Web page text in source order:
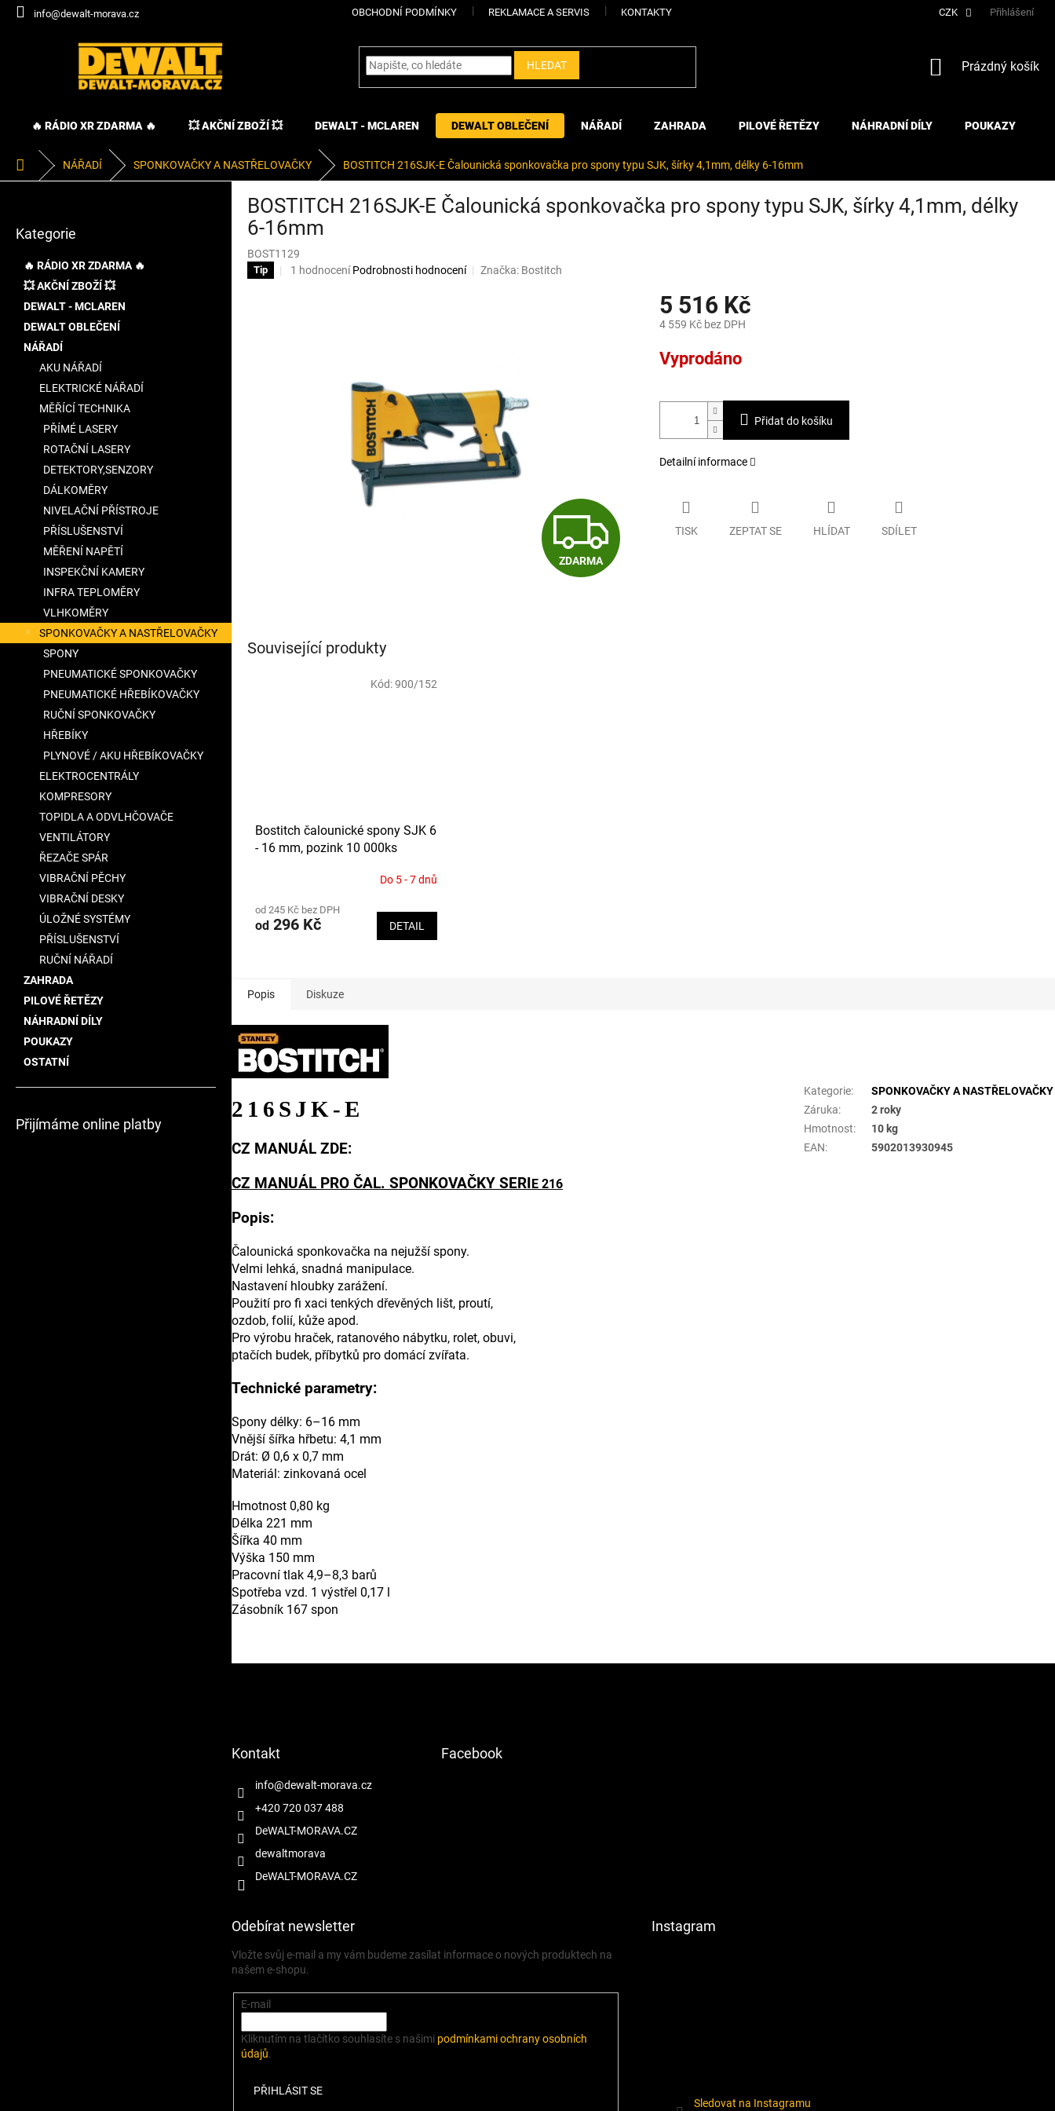
Přejít
info@dewalt-morava.cz OBCHODNÍ PODMÍNKY REKLAMACE A SERVIS KONTAKTY CZK Přihlášení
HLEDAT
NÁKUPNÍ
Prázdný košík
🔥 RÁDIO XR ZDARMA 🔥 💥 AKČNÍ ZBOŽÍ 💥 DEWALT - MCLAREN DEWALT OBLEČENÍ NÁŘADÍ ZAHRADA PILOVÉ ŘETĚZY NÁHRADNÍ DÍLY POUKAZY
Domů NÁŘADÍ SPONKOVAČKY A NASTŘELOVAČKY BOSTITCH 216SJK-E Čalounická sponkovačka pro spony typu SJK, šírky 4,1mm, délky 6-16mm
kategorie
Kategorie
🔥 RÁDIO XR ZDARMA 🔥
💥 AKČNÍ ZBOŽÍ 💥
DEWALT - MCLAREN
DEWALT OBLEČENÍ
NÁŘADÍ
AKU NÁŘADÍ
ELEKTRICKÉ NÁŘADÍ
MĚŘÍCÍ TECHNIKA
PŘÍMÉ LASERY
ROTAČNÍ LASERY
DETEKTORY,SENZORY
DÁLKOMĚRY
NIVELAČNÍ PŘÍSTROJE
PŘÍSLUŠENSTVÍ
MĚŘENÍ NAPĚTÍ
INSPEKČNÍ KAMERY
INFRA TEPLOMĚRY
VLHKOMĚRY
SPONKOVAČKY A NASTŘELOVAČKY
SPONY
PNEUMATICKÉ SPONKOVAČKY
PNEUMATICKÉ HŘEBÍKOVAČKY
RUČNÍ SPONKOVAČKY
HŘEBÍKY
PLYNOVÉ / AKU HŘEBÍKOVAČKY
ELEKTROCENTRÁLY
KOMPRESORY
TOPIDLA A ODVLHČOVAČE
VENTILÁTORY
ŘEZAČE SPÁR
VIBRAČNÍ PĚCHY
VIBRAČNÍ DESKY
ÚLOŽNÉ SYSTÉMY
PŘÍSLUŠENSTVÍ
RUČNÍ NÁŘADÍ
ZAHRADA
PILOVÉ ŘETĚZY
NÁHRADNÍ DÍLY
POUKAZY
OSTATNÍ
Přijímáme online platby
BOSTITCH 216SJK-E Čalounická sponkovačka pro spony typu SJK, šírky 4,1mm, délky
6-16mm
BOST1129
Tip
Průměrné
1 hodnocení Podrobnosti hodnocení Značka: Bostitch
Z
D
ZDARMA
5 516 Kč
4 559 Kč bez DPH
cena:
Vyprodáno
Přidat do košíku
Detailní informace
TISK ZEPTAT SE HLÍDAT SDÍLET
Související produkty
Bostitch čalounické spony SJK 6
- 16 mm, pozink 10 000ks
Do 5 - 7 dnů
od 245 Kč bez DPH
od 296 Kč DETAIL
Kód:900/152
Popis Diskuze
216SJK-E
CZ MANUÁL ZDE:
CZ MANUÁL PRO ČAL. SPONKOVAČKY SERI E 216
Popis:
Čalounická sponkovačka na nejužší spony.
Velmi lehká, snadná manipulace.
Nastavení hloubky zarážení.
Použití pro fi xaci tenkých dřevěných lišt, proutí,
ozdob, folií, kůže apod.
Pro výrobu hraček, ratanového nábytku, rolet, obuvi,
ptačích budek, příbytků pro domácí zvířata.
Technické parametry:
Spony délky: 6–16 mm
Vnější šířka hřbetu: 4,1 mm
Drát: Ø 0,6 x 0,7 mm
Materiál: zinkovaná ocel
Hmotnost 0,80 kg
Délka 221 mm
Šířka 40 mm
Výška 150 mm
Pracovní tlak 4,9–8,3 barů
Spotřeba vzd. 1 výstřel 0,17 l
Zásobník 167 spon
Kategorie:
SPONKOVAČKY A NASTŘELOVAČKY
Záruka:
2 roky
Hmotnost:
10 kg
EAN: 5902013930945
Kontakt
info@dewalt-morava.cz
+420 720 037 488
DeWALT-MORAVA.CZ
dewaltmorava
DeWALT-MORAVA.CZ
Facebook
Odebírat newsletter
Vložte svůj e-mail a my vám budeme zasílat informace o nových produktech na
našem e-shopu.
E-mail
Kliknutím na tlačítko souhlasíte s našimi podmínkami ochrany osobních
údajů.
PŘIHLÁSIT SE
Instagram
Sledovat na Instagramu